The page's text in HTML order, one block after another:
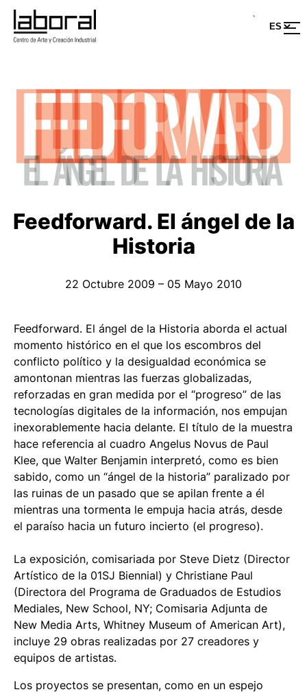
Feedforward. El ángel de la
Historia
22 Octubre 2009 – 05 Mayo 2010
Feedforward. El ángel de la Historia aborda el actual
momento histórico en el que los escombros del
conflicto político y la desigualdad económica se
amontonan mientras las fuerzas globalizadas,
reforzadas en gran medida por el “progreso” de las
tecnologías digitales de la información, nos empujan
inexorablemente hacia delante. El título de la muestra
hace referencia al cuadro Angelus Novus de Paul
Klee, que Walter Benjamin interpretó, como es bien
sabido, como un “ángel de la historia” paralizado por
las ruinas de un pasado que se apilan frente a él
mientras una tormenta le empuja hacia atrás, desde
el paraíso hacia un futuro incierto (el progreso).
La exposición, comisariada por Steve Dietz (Director
Artístico de la 01SJ Biennial) y Christiane Paul
(Directora del Programa de Graduados de Estudios
Mediales, New School, NY; Comisaria Adjunta de
New Media Arts, Whitney Museum of American Art),
incluye 29 obras realizadas por 27 creadores y
equipos de artistas.
Los proyectos se presentan, como en un espejo